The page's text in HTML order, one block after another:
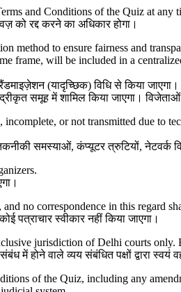
and Conditions of the Quiz at any
को रद्द करने का अधिकार होगा।
method to ensure fairness and
frame, will be included in a
(यादृच्छिक) विधि से किया जाएगा।
समूह में शामिल किया जाएगा।
or not transmitted due to
समस्याओं,कंप्यूटर त्रुटियों,नेटवर्क
no correspondence in this regard
पत्राचार स्वीकार नहीं किया जाएगा।
jurisdiction of Delhi courts only.
में होने वाले व्यय संबंधित पक्षों द्वारा स्वयं
of the Quiz, including any